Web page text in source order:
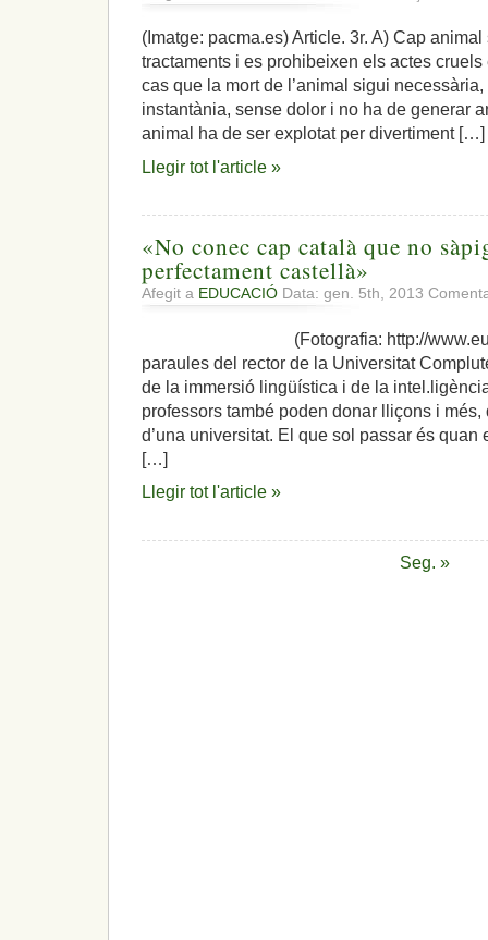
(Imatge: pacma.es) Article. 3r. A) Cap
tractaments i es prohibeixen els actes
cas que la mort de l’animal sigui
instantània, sense dolor i no ha de generar
animal ha de ser explotat per divertiment […]
Llegir tot l'article »
«No conec cap català que no
perfectament castellà»
Afegit a EDUCACIÓ Data: gen. 5th, 2013
(Fotografia: http://
paraules del rector de la Universitat
de la immersió lingüística i de la
professors també poden donar lliçons i més,
d’una universitat. El que sol passar és quan
[…]
Llegir tot l'article »
Seg. »